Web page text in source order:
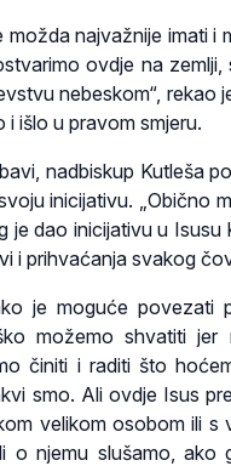
najvažnije imati i
ovdje na
nebeskom“, rekao
i išlo u pravom smjeru.
nadbiskup Kutleša
inicijativu. „Obično
je dao inicijativu u
i prihvaćanja svakog
je moguće povezati
možemo shvatiti
činiti i raditi što
smo. Ali ovdje Isus
velikom osobom ili s
o njemu slušamo, ako